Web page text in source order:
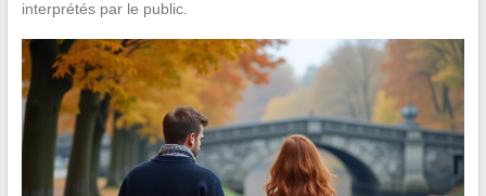
interprétés par le public.